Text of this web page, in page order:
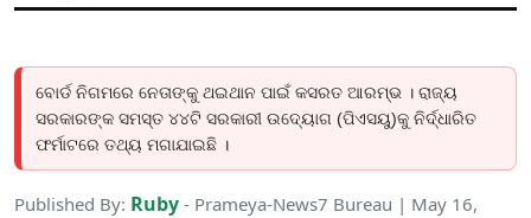
ବୋର୍ଡ ନିଗମରେ ନେତାଙ୍କୁ ଥଇଥାନ ପାଇଁ କସରତ ଆରମ୍ଭ । ରାଜ୍ୟ
ସରକାରଙ୍କ ସମସ୍ତ ୪୪ଟି ସରକାରୀ ଉଦ୍ୟୋଗ (ପିଏସୟୁ)କୁ ନିର୍ଦ୍ଧାରିତ
ଫର୍ମାଟରେ ତଥ୍ୟ ମଗାଯାଇଛି ।
Published By: Ruby - Prameya-News7 Bureau | May 16,